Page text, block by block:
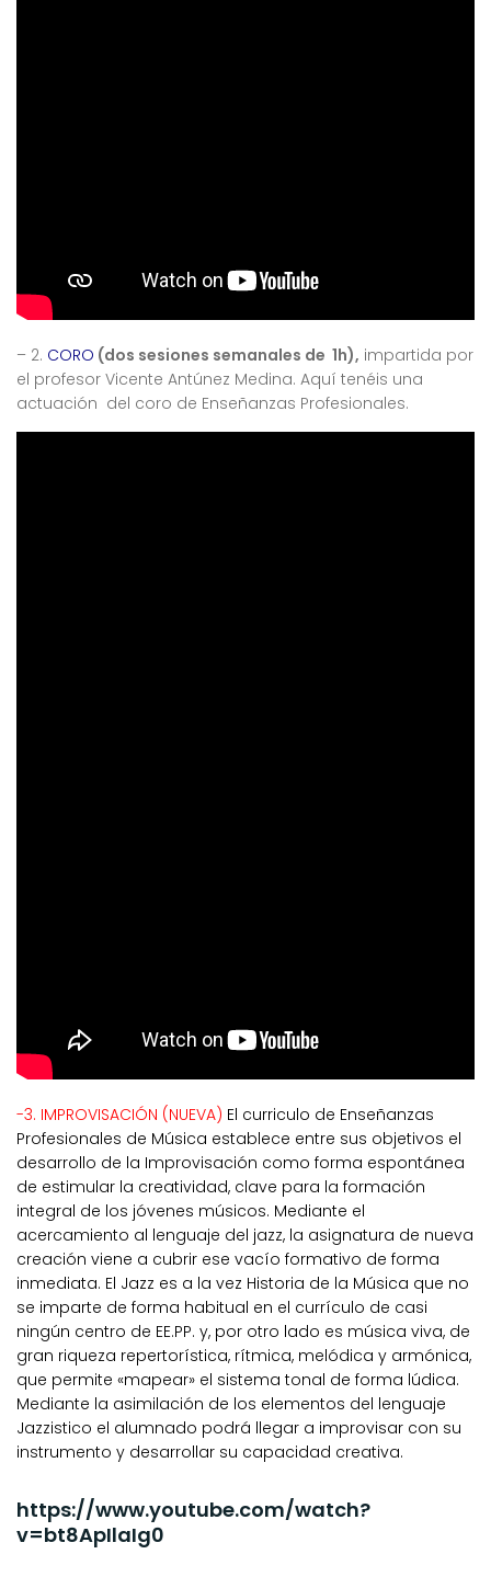
– 2. CORO (dos sesiones semanales de 1h), impartida por
el profesor Vicente Antúnez Medina. Aquí tenéis una
actuación del coro de Enseñanzas Profesionales.
-3. IMPROVISACIÓN (NUEVA) El curriculo de Enseñanzas
Profesionales de Música establece entre sus objetivos el
desarrollo de la Improvisación como forma espontánea
de estimular la creatividad, clave para la formación
integral de los jóvenes músicos. Mediante el
acercamiento al lenguaje del jazz, la asignatura de nueva
creación viene a cubrir ese vacío formativo de forma
inmediata. El Jazz es a la vez Historia de la Música que no
se imparte de forma habitual en el currículo de casi
ningún centro de EE.PP. y, por otro lado es música viva, de
gran riqueza repertorística, rítmica, melódica y armónica,
que permite «mapear» el sistema tonal de forma lúdica.
Mediante la asimilación de los elementos del lenguaje
Jazzistico el alumnado podrá llegar a improvisar con su
instrumento y desarrollar su capacidad creativa.
https://www.youtube.com/watch?
v=bt8ApIlaIg0